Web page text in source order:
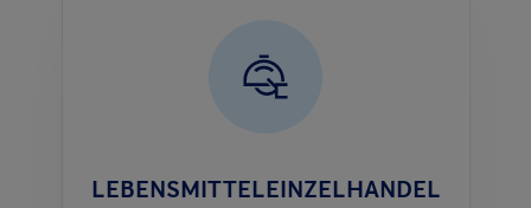
LEBENSMITTELEINZELHANDEL